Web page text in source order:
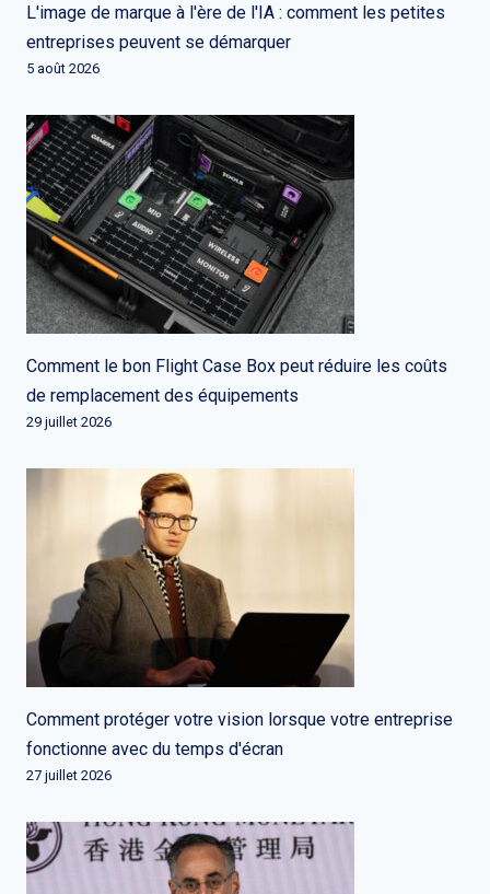
L'image de marque à l'ère de l'IA : comment les petites
entreprises peuvent se démarquer
5 août 2026
Comment le bon Flight Case Box peut réduire les coûts
de remplacement des équipements
29 juillet 2026
Comment protéger votre vision lorsque votre entreprise
fonctionne avec du temps d'écran
27 juillet 2026